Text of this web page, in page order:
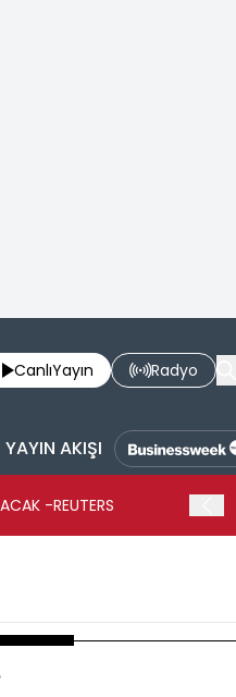
CanlıYayın Radyo
YAYIN AKIŞI
-REUTERS